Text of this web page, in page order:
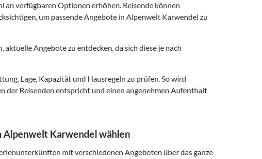
an verfügbaren Optionen erhöhen. Reisende können
um passende Angebote in Alpenwelt Karwendel zu
Angebote zu entdecken, da sich diese je nach
Lage, Kapazität und Hausregeln zu prüfen. So wird
der Reisenden entspricht und einen angenehmen Aufenthalt
Alpenwelt Karwendel wählen
mit verschiedenen Angeboten über das ganze